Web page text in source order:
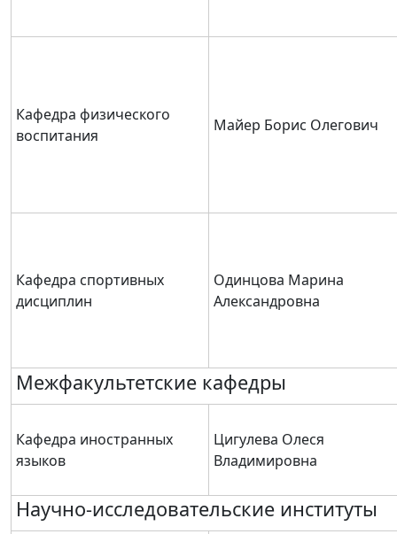
Кафедра физического
воспитания
Майер Борис Олегович
Кафедра спортивных
дисциплин
Одинцова Марина
Александровна
Межфакультетские кафедры
Кафедра иностранных
языков
Цигулева Олеся
Владимировна
Научно-исследовательские институты